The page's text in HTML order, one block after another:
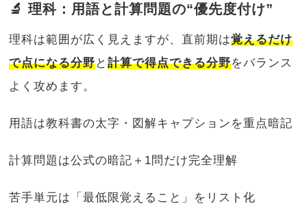
🔬 理科：用語と計算問題の“優先度付け”
理科は範囲が広く見えますが、直前期は覚えるだけ
で点になる分野と計算で得点できる分野をバランス
よく攻めます。
用語は教科書の太字・図解キャプションを重点暗記
計算問題は公式の暗記＋1問だけ完全理解
苦手単元は「最低限覚えること」をリスト化